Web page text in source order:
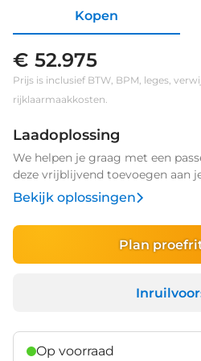
Kopen
€ 52.975
Prijs is inclusief BTW, BPM, leges,
rijklaarmaakkosten.
Laadoplossing
We helpen je graag met een
deze vrijblijvend toevoegen aan
Bekijk oplossingen
Plan
Op voorraad